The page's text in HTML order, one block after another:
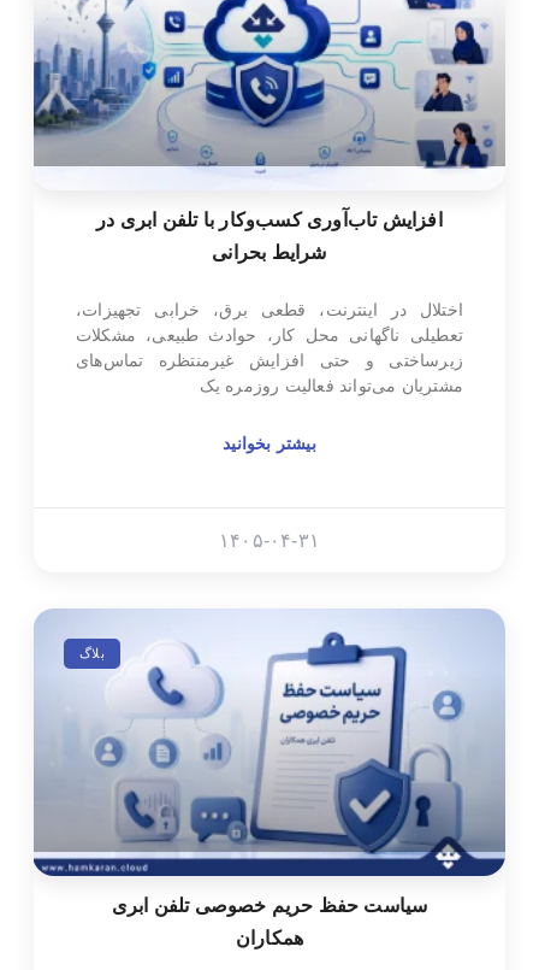
افزایش تاب‌آوری کسب‌وکار با تلفن ابری در
شرایط بحرانی
اختلال در اینترنت، قطعی برق، خرابی تجهیزات،
تعطیلی ناگهانی محل کار، حوادث طبیعی، مشکلات
زیرساختی و حتی افزایش غیرمنتظره تماس‌های
مشتریان می‌تواند فعالیت روزمره یک
بیشتر بخوانید
۱۴۰۵-۰۴-۳۱
بلاگ
سیاست حفظ حریم خصوصی تلفن ابری
همکاران